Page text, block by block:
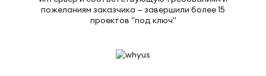
пожеланиям заказчика — завершили более 15
проектов "под ключ"